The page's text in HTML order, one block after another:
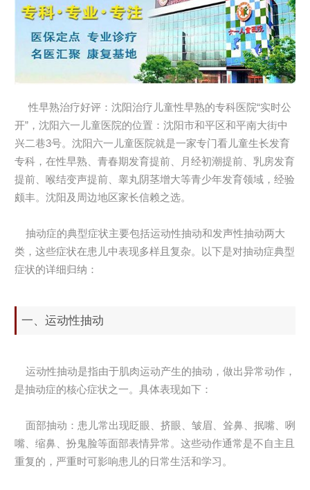
性早熟治疗好评：沈阳治疗儿童性早熟的专科医院“实时公
开”，沈阳六一儿童医院的位置：沈阳市和平区和平南大街中
兴二巷3号。沈阳六一儿童医院就是一家专门看儿童生长发育
专科，在性早熟、青春期发育提前、月经初潮提前、乳房发育
提前、喉结变声提前、睾丸阴茎增大等青少年发育领域，经验
颇丰。沈阳及周边地区家长信赖之选。
抽动症的典型症状主要包括运动性抽动和发声性抽动两大
类，这些症状在患儿中表现多样且复杂。以下是对抽动症典型
症状的详细归纳：
一、运动性抽动
运动性抽动是指由于肌肉运动产生的抽动，做出异常动作，
是抽动症的核心症状之一。具体表现如下：
面部抽动：患儿常出现眨眼、挤眼、皱眉、耸鼻、抿嘴、咧
嘴、缩鼻、扮鬼脸等面部表情异常。这些动作通常是不自主且
重复的，严重时可影响患儿的日常生活和学习。